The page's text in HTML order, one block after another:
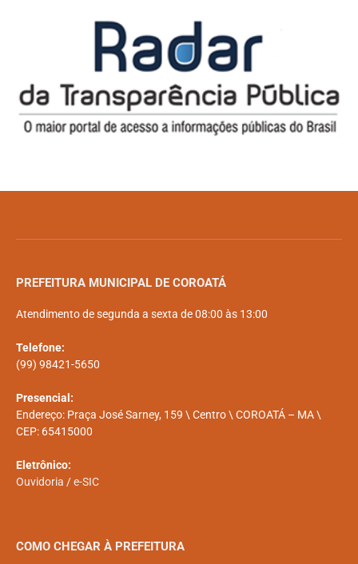
PREFEITURA MUNICIPAL DE COROATÁ
Atendimento de segunda a sexta de 08:00 às 13:00
Telefone:
(99) 98421-5650
Presencial:
Endereço: Praça José Sarney, 159 \ Centro \ COROATÁ – MA \
CEP: 65415000
Eletrônico:
Ouvidoria /e-SIC
COMO CHEGAR À PREFEITURA